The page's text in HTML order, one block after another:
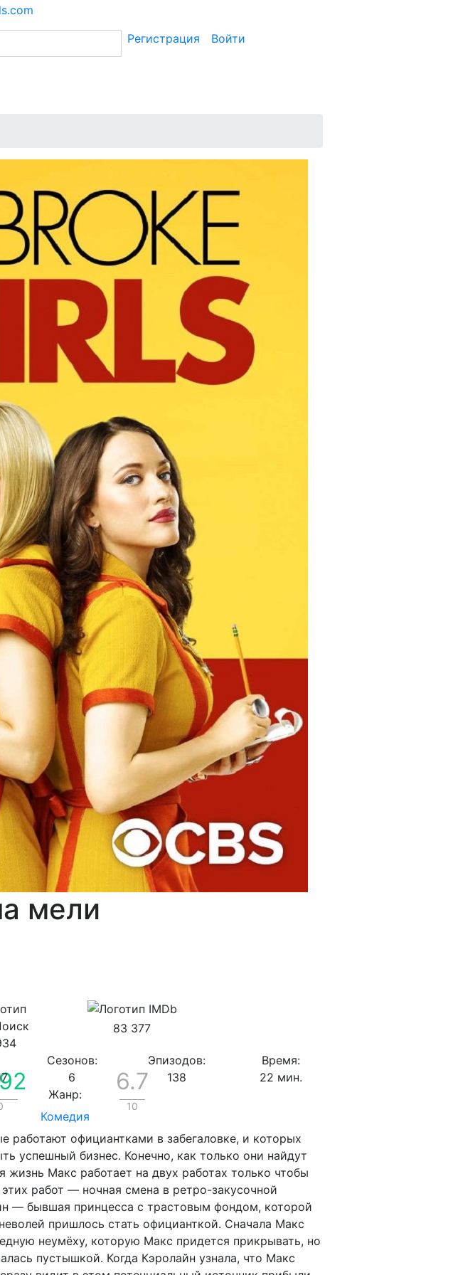
Регистрация Войти
мели
6.7
10
83 377
Сезонов:
6
Эпизодов:
138
Время:
22 мин.
Жанр:
Комедия
работают официантками в забегаловке, и которых
успешный бизнес. Конечно, как только они найдут
жизнь Макс работает на двух работах только чтобы
работ — ночная смена в ретро-закусочной
— бывшая принцесса с трастовым фондом, которой
пришлось стать официанткой. Сначала Макс
неумёху, которую Макс придется прикрывать, но
пустышкой. Когда Кэролайн узнала, что Макс